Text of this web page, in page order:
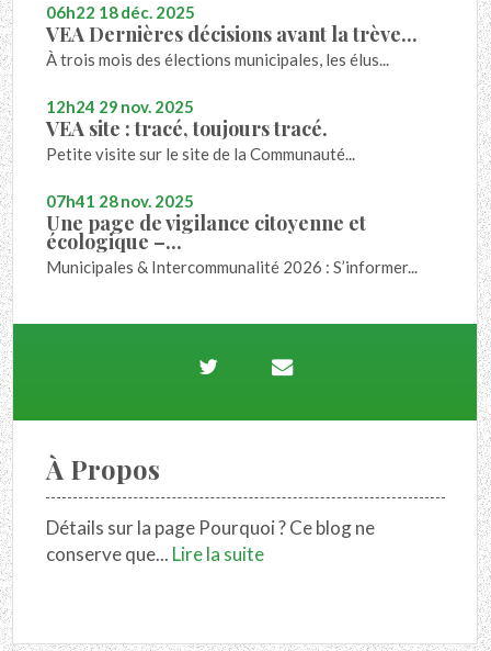
06h22 18déc. 2025
VEA Dernières décisions avant la trève...
À trois mois des élections municipales, les élus...
12h24 29 nov. 2025
VEA site : tracé, toujours tracé.
Petite visite sur le site de la Communauté...
07h41 28nov. 2025
Une page de vigilance citoyenne et
écologique –...
Municipales & Intercommunalité 2026 : S’informer...
À Propos
Détails sur la page Pourquoi ? Ce blog ne
conserve que... Lire la suite